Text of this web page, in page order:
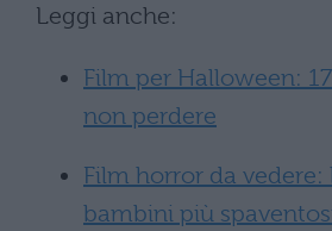
Leggi anche:
Film per Halloween:
non perdere
Film horror da
bambini più